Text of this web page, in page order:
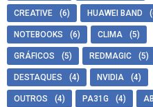
CREATIVE (6) HUAWEI BAND
NOTEBOOKS (6) CLIMA (5)
GRÁFICOS (5) REDMAGIC (5)
DESTAQUES (4) NVIDIA (4)
OUTROS (4) PA31G (4)